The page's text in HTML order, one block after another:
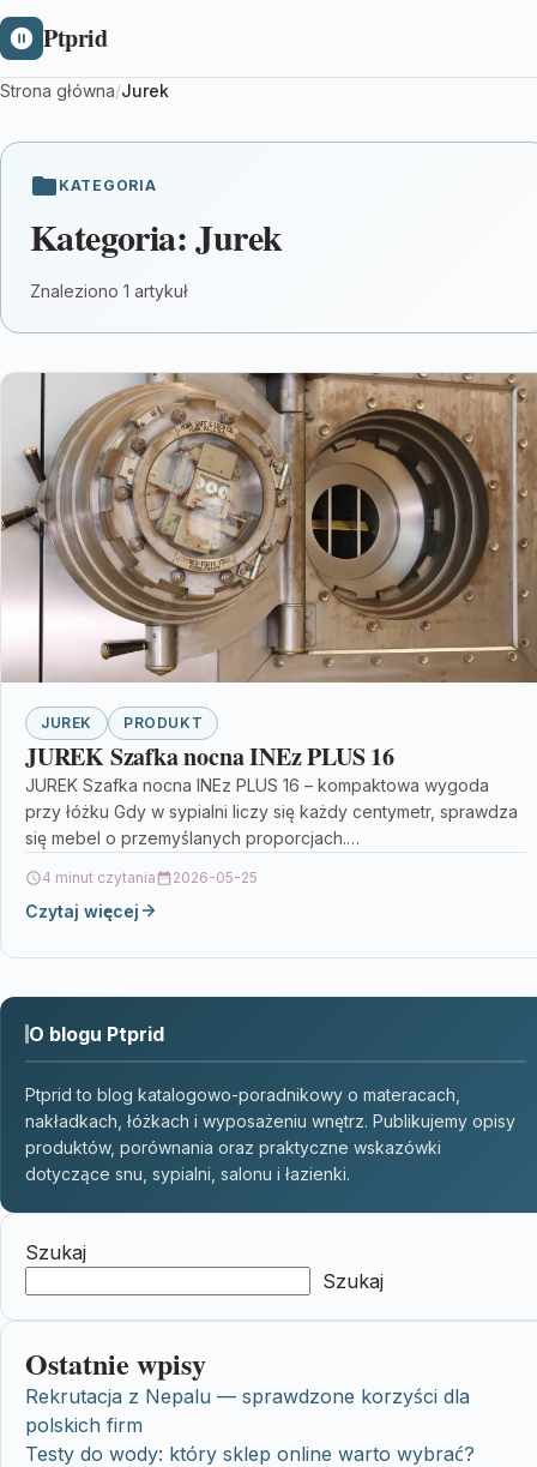
Ptprid
Strona główna/Jurek
KATEGORIA
Kategoria:Jurek
Znaleziono 1 artykuł
JUREK PRODUKT
JUREK Szafka nocna INEz PLUS 16
JUREK Szafka nocna INEz PLUS 16 – kompaktowa wygoda
przy łóżku Gdy w sypialni liczy się każdy centymetr, sprawdza
się mebel o przemyślanych proporcjach.…
4 minut czytania 2026-05-25
Czytaj więcej
O blogu Ptprid
Ptprid to blog katalogowo-poradnikowy o materacach,
nakładkach, łóżkach i wyposażeniu wnętrz. Publikujemy opisy
produktów, porównania oraz praktyczne wskazówki
dotyczące snu, sypialni, salonu i łazienki.
Szukaj
Szukaj
Ostatnie wpisy
Rekrutacja z Nepalu — sprawdzone korzyści dla
polskich firm
Testy do wody: który sklep online warto wybrać?